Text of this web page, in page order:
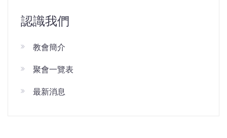
認識我們
教會簡介
聚會一覽表
最新消息